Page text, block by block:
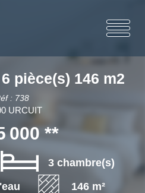
pièce(s) 146 m2
: 738
URCUIT
000 **
3 chambre(s)
146 m²